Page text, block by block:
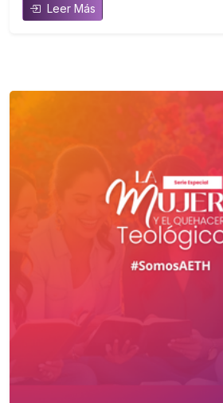
Leer Más